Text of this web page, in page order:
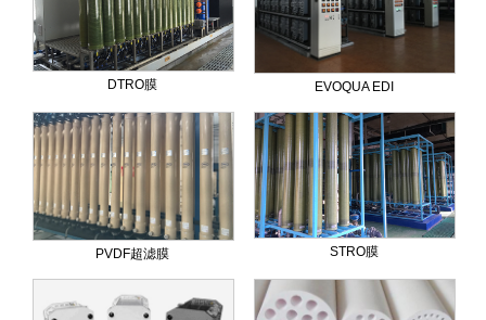
DTRO膜 EVOQUA EDI
PVDF超滤膜 STRO膜